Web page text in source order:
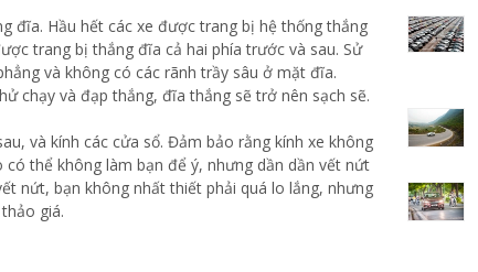
đĩa. Hầu hết các xe được trang bị hệ thống thắng
trang bị thắng đĩa cả hai phía trước và sau. Sử
và không có các rãnh trầy sâu ở mặt đĩa.
chạy và đạp thắng, đĩa thắng sẽ trở nên sạch sẽ.
và kính các cửa sổ. Đảm bảo rằng kính xe không
thể không làm bạn để ý, nhưng dần dần vết nứt
nứt, bạn không nhất thiết phải quá lo lắng, nhưng
giá.